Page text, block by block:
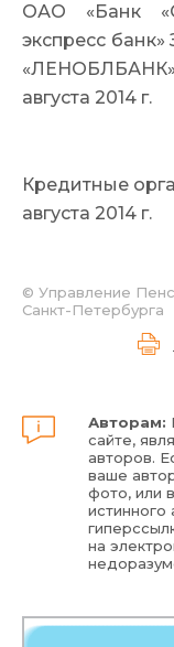
ОАО «Банк
экспресс
августа 2014 г.
Кредитные
августа 2014 г.
© Управление
Санкт-Петербурга
Авторам:
сайте,
авторов.
ваше
фото, или
истинного
на